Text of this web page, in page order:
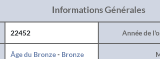
Informations Générales
22452 Année de
Âge du Bronze- Bronze